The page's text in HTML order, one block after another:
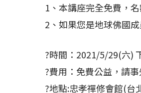
1、本講座完全免費，
2、如果您是地球佛國
?時間：2021/5/29(六)
?費用：免費公益，請
?地點:忠孝禪修會館(台